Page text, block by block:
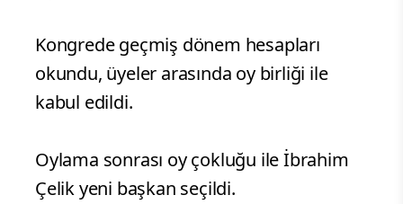
Kongrede geçmiş dönem hesapları
okundu, üyeler arasında oy birliği ile
kabul edildi.
Oylama sonrası oy çokluğu ile İbrahim
Çelik yeni başkan seçildi.